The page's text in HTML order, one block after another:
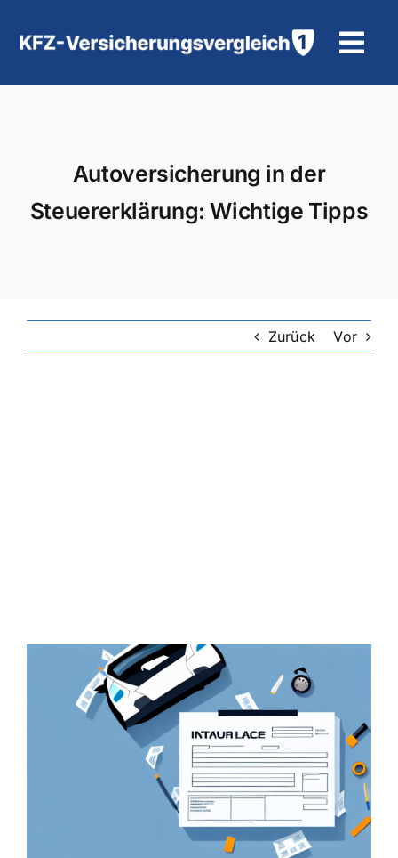
Inhalt
Hilfe und Kontakt
Autoversicherung in der
Steuererklärung: Wichtige Tipps
Zurück Vor
grösseres